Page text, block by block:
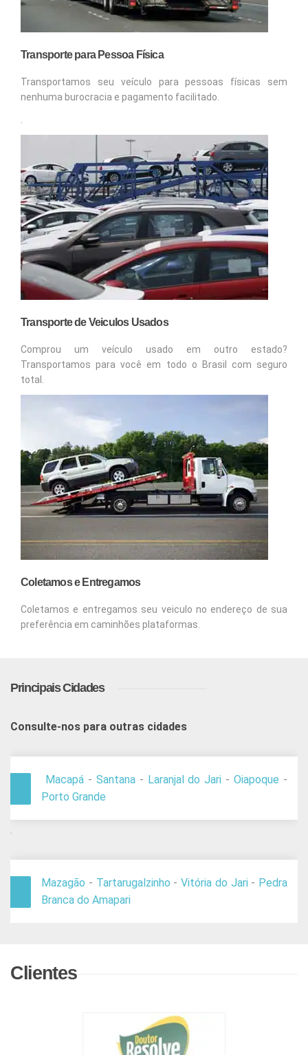
Transporte para Pessoa Física
Transportamos seu veículo para pessoas físicas sem
nenhuma burocracia e pagamento facilitado.
Transporte de Veiculos Usados
Comprou um veículo usado em outro estado?
Transportamos para você em todo o Brasil com seguro
total.
Coletamos e Entregamos
Coletamos e entregamos seu veiculo no endereço de sua
preferência em caminhões plataformas.
Principais Cidades
Consulte-nos para outras cidades
Macapá- Santana- Laranjal do Jari -Oiapoque -
Porto Grande
Mazagão - Tartarugalzinho - Vitória do Jari- Pedra
Branca do Amapari
Clientes